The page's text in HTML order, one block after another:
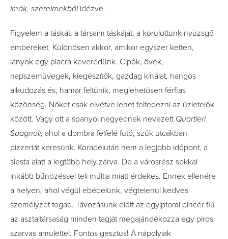
imák, szerelmekbőlidézve.
Figyelem a táskát, a társaim táskáját, a körülöttünk nyüzsgő
embereket. Különösen akkor, amikor egyszer ketten,
lányok egy piacra keveredünk. Cipők, övek,
napszemüvegek, kiegészítők, gazdag kínálat, hangos
alkudozás és, hamar feltűnik, meglehetősen férfias
közönség. Nőket csak elvétve lehet felfedezni az üzletelők
között. Vagy ott a spanyol negyednek nevezett Quartieri
Spagnoli, ahol a dombra felfelé futó, szűk utcákban
pizzeriát keresünk. Koradélután nem a legjobb időpont, a
siesta alatt a legtöbb hely zárva. De a városrész sokkal
inkább bűnözéssel teli múltja miatt érdekes. Ennek ellenére
a helyen, ahol végül ebédelünk, végtelenül kedves
személyzet fogad. Távozásunk előtt az egyiptomi pincér fiú
az asztaltársaság minden tagját megajándékozza egy piros
szarvas amulettel. Fontos gesztus! A nápolyiak